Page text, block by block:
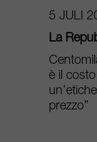
5 JULI
La
è il
prezzo”